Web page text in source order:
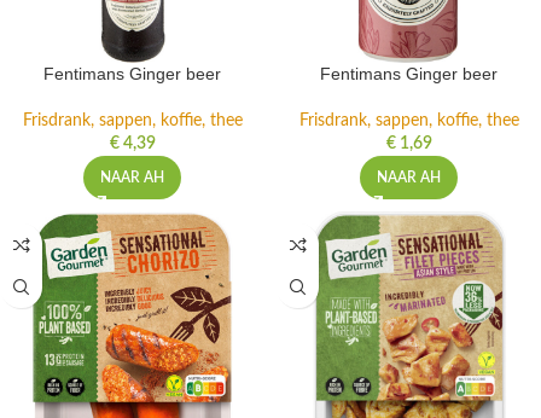
Frisdrank, sappen, koffie, thee
€ 4,39
NAAR AH
Frisdrank, sappen, koffie, thee
€ 1,69
NAAR AH